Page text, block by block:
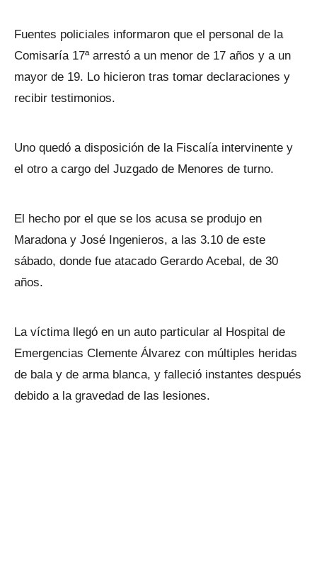
Fuentes policiales informaron que el personal de la
Comisaría 17ª arrestó a un menor de 17 años y a un
mayor de 19. Lo hicieron tras tomar declaraciones y
recibir testimonios.
Uno quedó a disposición de la Fiscalía intervinente y
el otro a cargo del Juzgado de Menores de turno.
El hecho por el que se los acusa se produjo en
Maradona y José Ingenieros, a las 3.10 de este
sábado, donde fue atacado Gerardo Acebal, de 30
años.
La víctima llegó en un auto particular al Hospital de
Emergencias Clemente Álvarez con múltiples heridas
de bala y de arma blanca, y falleció instantes después
debido a la gravedad de las lesiones.